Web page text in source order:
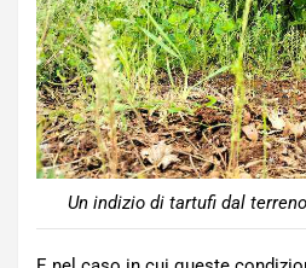
Un indizio di tartufi dal